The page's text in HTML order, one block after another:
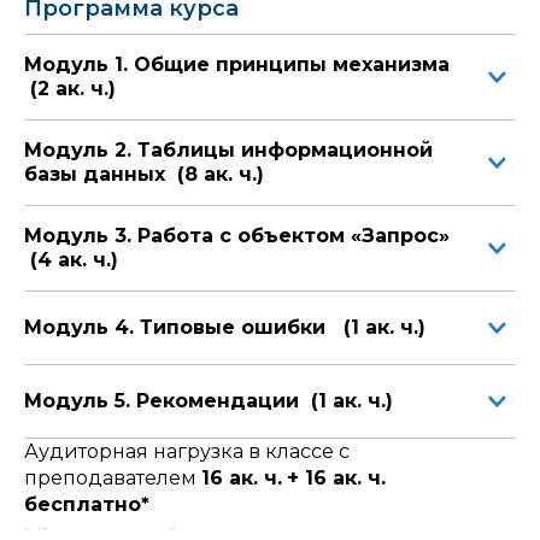
Экзамен по технологическим вопросам
механизмов и возможностей платформы
Слушателям выдаются электронные версии учебников.
По окончании обучения выдается свидетельство 1С в
электронном виде.
Программа курса
Модуль 1. Общие принципы механизма
(2 ак. ч.)
Модуль 2. Таблицы информационной
базы данных (8 ак. ч.)
Модуль 3. Работа с объектом «Запрос»
(4 ак. ч.)
Модуль 4. Типовые ошибки (1 ак. ч.)
Модуль 5. Рекомендации (1 ак. ч.)
Аудиторная нагрузка в классе с
преподавателем 16 ак. ч. + 16 ак. ч.
бесплатно*
* Для слушателей курса предусмотрено